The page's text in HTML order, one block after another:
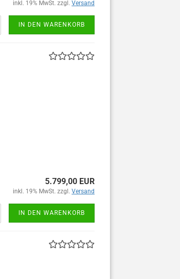
inkl. 19% MwSt. zzgl. Versand
IN DEN WARENKORB
5.799,00 EUR
inkl. 19% MwSt. zzgl. Versand
IN DEN WARENKORB